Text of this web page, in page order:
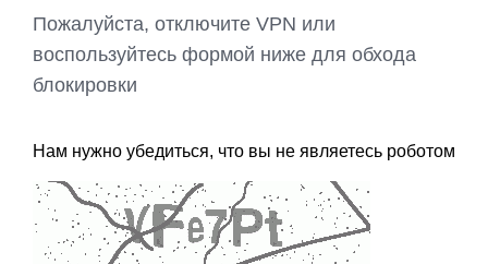
Пожалуйста, отключите VPN или
воспользуйтесь формой ниже для обхода
блокировки
Нам нужно убедиться, что вы не являетесь роботом